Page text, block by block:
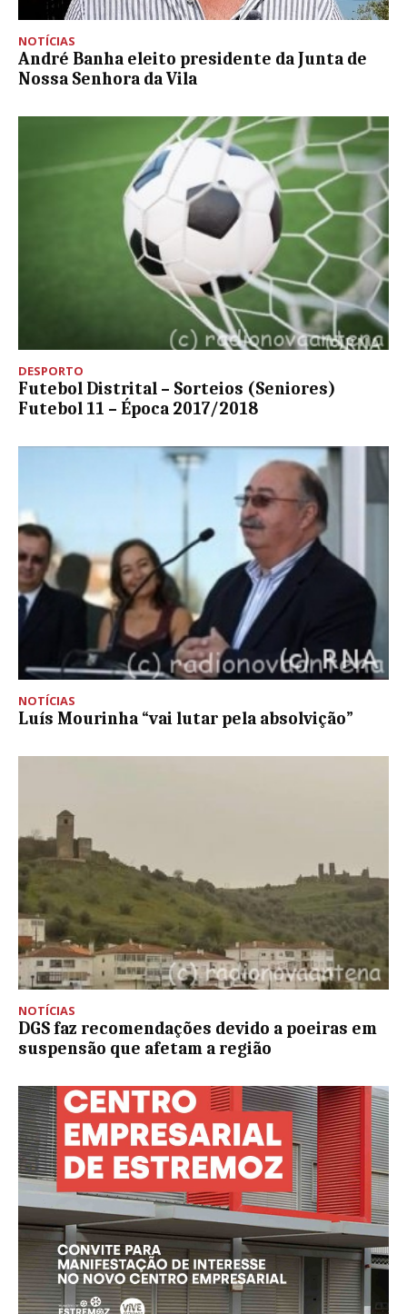
NOTÍCIAS
André Banha eleito presidente da Junta de
Nossa Senhora da Vila
DESPORTO
Futebol Distrital – Sorteios (Seniores)
Futebol 11 – Época 2017/2018
NOTÍCIAS
Luís Mourinha “vai lutar pela absolvição”
NOTÍCIAS
DGS faz recomendações devido a poeiras em
suspensão que afetam a região